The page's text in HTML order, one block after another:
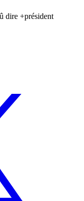
dire +président